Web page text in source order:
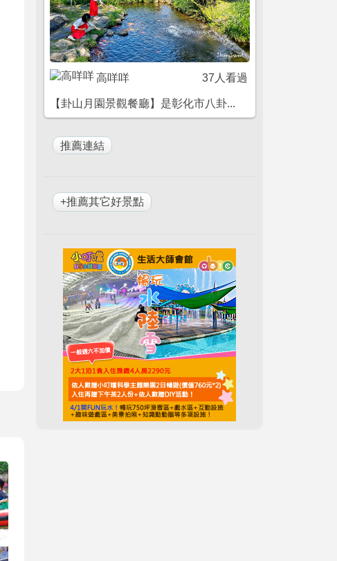
高咩咩 37人看過
【卦山月園景觀餐廳】是彰化市八卦...
+推薦其它好景點